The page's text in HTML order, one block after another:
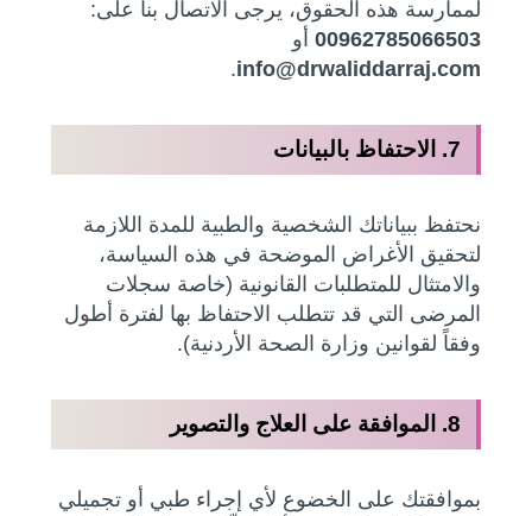
لممارسة هذه الحقوق، يرجى الاتصال بنا على:
00962785066503أو
info@drwaliddarraj.com
.
7. الاحتفاظ بالبيانات
نحتفظ ببياناتك الشخصية والطبية للمدة اللازمة
لتحقيق الأغراض الموضحة في هذه السياسة،
والامتثال للمتطلبات القانونية (خاصة سجلات
المرضى التي قد تتطلب الاحتفاظ بها لفترة أطول
وفقاً لقوانين وزارة الصحة الأردنية).
8. الموافقة على العلاج والتصوير
بموافقتك على الخضوع لأي إجراء طبي أو تجميلي